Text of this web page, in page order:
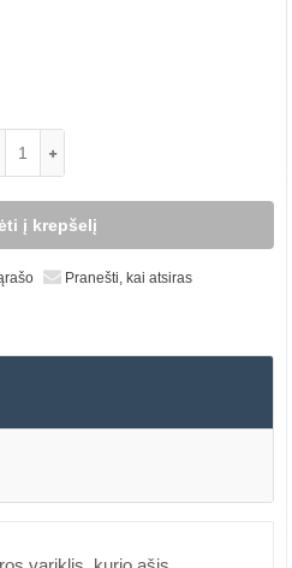
į krepšelį
Pranešti, kai atsiras